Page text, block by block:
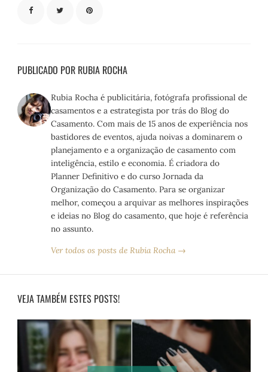
PUBLICADO POR RUBIA ROCHA
Rubia Rocha é publicitária, fotógrafa profissional de
casamentos e a estrategista por trás do Blog do
Casamento. Com mais de 15 anos de experiência nos
bastidores de eventos, ajuda noivas a dominarem o
planejamento e a organização de casamento com
inteligência, estilo e economia. É criadora do
Planner Definitivo e do curso Jornada da
Organização do Casamento. Para se organizar
melhor, começou a arquivar as melhores inspirações
e ideias no Blog do casamento, que hoje é referência
no assunto.
Ver todos os posts de Rubia Rocha →
VEJA TAMBÉM ESTES POSTS!